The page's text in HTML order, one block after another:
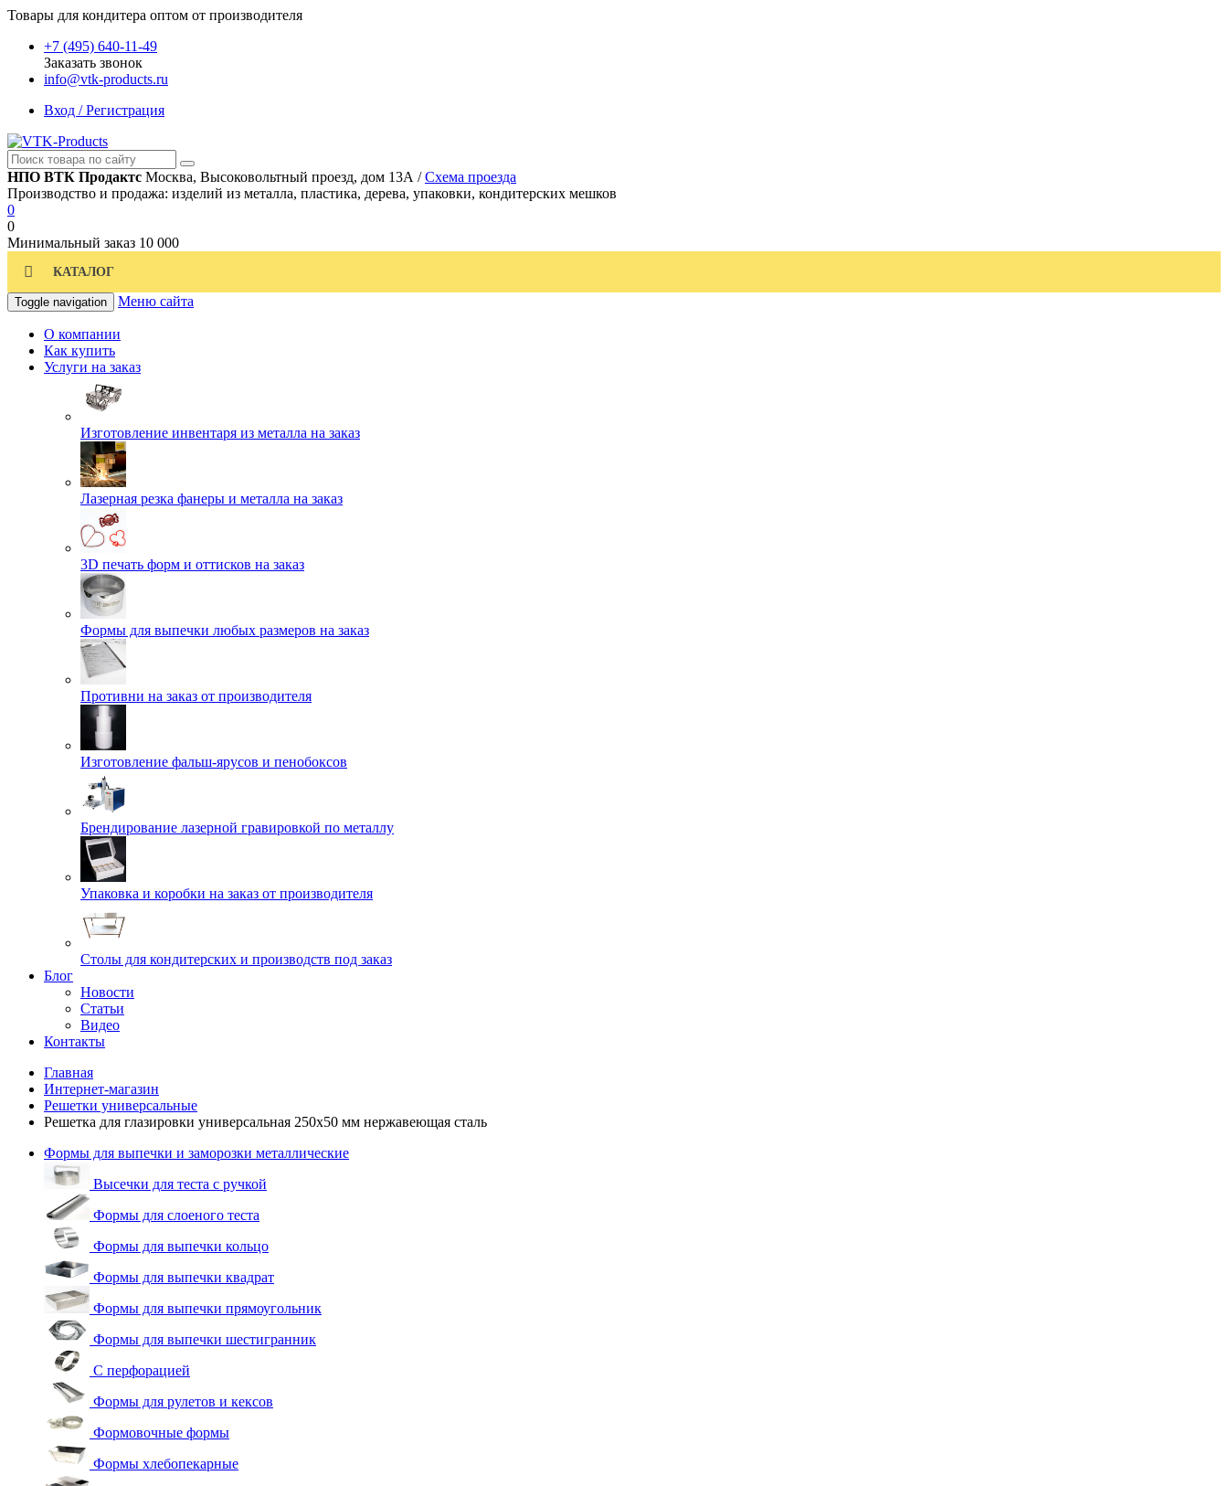
Товары для кондитера оптом от производителя
+7 (495) 640-11-49
Заказать звонок
info@vtk-products.ru
Вход / Регистрация
НПО ВТК Продактс Москва, Высоковольтный проезд, дом 13А /Схема проезда
Производство и продажа: изделий из металла, пластика, дерева, упаковки, кондитерских мешков
0
0
Минимальный заказ 10 000
КАТАЛОГ
Toggle navigation Меню сайта
О компании
Как купить
Услуги на заказ
Изготовление инвентаря из металла на заказ
Лазерная резка фанеры и металла на заказ
3D печать форм и оттисков на заказ
Формы для выпечки любых размеров на заказ
Противни на заказ от производителя
Изготовление фальш-ярусов и пенобоксов
Брендирование лазерной гравировкой по металлу
Упаковка и коробки на заказ от производителя
Cтолы для кондитерских и производств под заказ
Блог
Новости
Статьи
Видео
Контакты
Главная
Интернет-магазин
Решетки универсальные
Решетка для глазировки универсальная 250х50 мм нержавеющая сталь
Формы для выпечки и заморозки металлические
Высечки для теста с ручкой
Формы для слоеного теста
Формы для выпечки кольцо
Формы для выпечки квадрат
Формы для выпечки прямоугольник
Формы для выпечки шестигранник
С перфорацией
Формы для рулетов и кексов
Формовочные формы
Формы хлебопекарные